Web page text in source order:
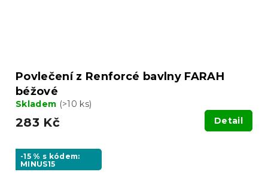
Povlečení z Renforcé bavlny FARAH
béžové
Skladem (>10 ks)
283 Kč Detail
-15 % s kódem:
MINUS15